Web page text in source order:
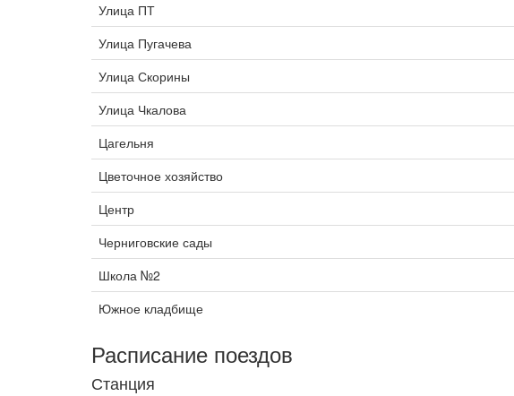
Улица ПТ
Улица Пугачева
Улица Скорины
Улица Чкалова
Цагельня
Цветочное хозяйство
Центр
Черниговские сады
Школа №2
Южное кладбище
Расписание поездов
Станция